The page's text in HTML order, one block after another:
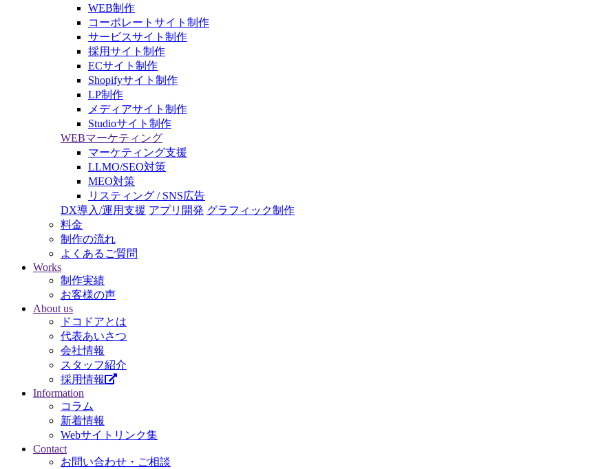
WEB制作
コーポレートサイト制作
サービスサイト制作
採用サイト制作
ECサイト制作
Shopifyサイト制作
LP制作
メディアサイト制作
Studioサイト制作
WEBマーケティング
マーケティング支援
LLMO/SEO対策
MEO対策
リスティング / SNS広告
DX導入/運用支援 アプリ開発 グラフィック制作
料金
制作の流れ
よくあるご質問
Works
制作実績
お客様の声
About us
ドコドアとは
代表あいさつ
会社情報
スタッフ紹介
採用情報
Information
コラム
新着情報
Webサイトリンク集
Contact
お問い合わせ・ご相談